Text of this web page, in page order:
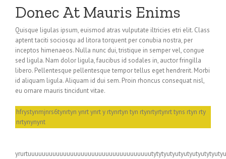
Donec At Mauris Enims
Quisque ligulas ipsum, euismod atras vulputate iltricies etri elit. Class
aptent taciti sociosqu ad litora torquent per conubia nostra, per
inceptos himenaeos. Nulla nunc dui, tristique in semper vel, congue
sed ligula. Nam dolor ligula, faucibus id sodales in, auctor fringilla
libero. Pellentesque pellentesque tempor tellus eget hendrerit. Morbi
id aliquam ligula. Aliquam id dui sem. Proin rhoncus consequat nisl,
eu ornare mauris tincidunt vitae.
hfrystynmjnrs6tynrtyn ynrt ynrt y rtynrtyn tyn rtynrtyrtynrt tyns rtyn rty
nrtynynynt